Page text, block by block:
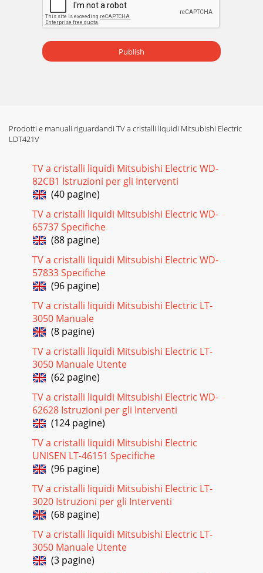
Publish
Prodotti e manuali riguardandi TV a cristalli liquidi Mitsubishi Electric
LDT421V
TV a cristalli liquidi Mitsubishi Electric WD-
82CB1 Istruzioni per gli Interventi
(40 pagine)
TV a cristalli liquidi Mitsubishi Electric WD-
65737 Specifiche
(88 pagine)
TV a cristalli liquidi Mitsubishi Electric WD-
57833 Specifiche
(96 pagine)
TV a cristalli liquidi Mitsubishi Electric LT-
3050 Manuale
(8 pagine)
TV a cristalli liquidi Mitsubishi Electric LT-
3050 Manuale Utente
(62 pagine)
TV a cristalli liquidi Mitsubishi Electric WD-
62628 Istruzioni per gli Interventi
(124 pagine)
TV a cristalli liquidi Mitsubishi Electric
UNISEN LT-46151 Specifiche
(96 pagine)
TV a cristalli liquidi Mitsubishi Electric LT-
3020 Istruzioni per gli Interventi
(68 pagine)
TV a cristalli liquidi Mitsubishi Electric LT-
3050 Manuale Utente
(3 pagine)